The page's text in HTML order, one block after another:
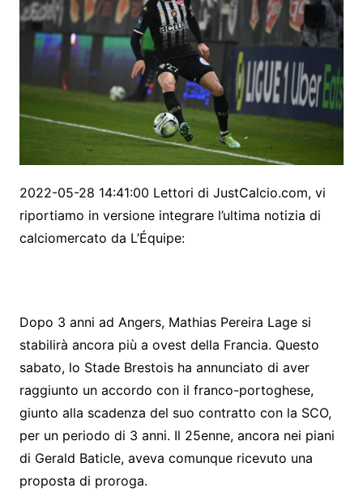
2022-05-28 14:41:00 Lettori di JustCalcio.com, vi
riportiamo in versione integrare l’ultima notizia di
calciomercato da L’Équipe:
Dopo 3 anni ad Angers, Mathias Pereira Lage si
stabilirà ancora più a ovest della Francia. Questo
sabato, lo Stade Brestois ha annunciato di aver
raggiunto un accordo con il franco-portoghese,
giunto alla scadenza del suo contratto con la SCO,
per un periodo di 3 anni. Il 25enne, ancora nei piani
di Gerald Baticle, aveva comunque ricevuto una
proposta di proroga.